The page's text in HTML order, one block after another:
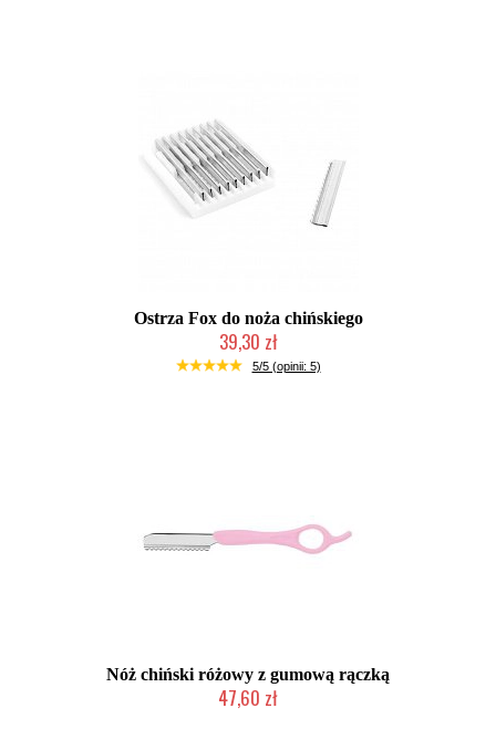
Ostrza Fox do noża chińskiego
39,30 zł
Mała ilość (wysyłka w 24h)
5/5 (opinii: 5)
Nóż chiński różowy z gumową rączką
47,60 zł